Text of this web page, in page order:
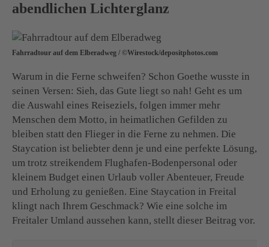
abendlichen Lichterglanz
Fahrradtour auf dem Elberadweg / ©Wirestock/depositphotos.com
Warum in die Ferne schweifen? Schon Goethe wusste in
seinen Versen: Sieh, das Gute liegt so nah! Geht es um
die Auswahl eines Reiseziels, folgen immer mehr
Menschen dem Motto, in heimatlichen Gefilden zu
bleiben statt den Flieger in die Ferne zu nehmen. Die
Staycation ist beliebter denn je und eine perfekte Lösung,
um trotz streikendem Flughafen-Bodenpersonal oder
kleinem Budget einen Urlaub voller Abenteuer, Freude
und Erholung zu genießen. Eine Staycation in Freital
klingt nach Ihrem Geschmack? Wie eine solche im
Freitaler Umland aussehen kann, stellt dieser Beitrag vor.